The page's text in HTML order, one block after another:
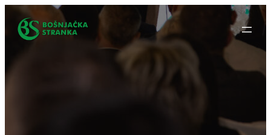
Idi
sadržaj